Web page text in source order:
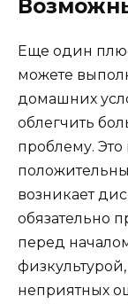
Еще один
можете
домашних
облегчить
проблему. Это
возникает
обязательно
перед
неприятных